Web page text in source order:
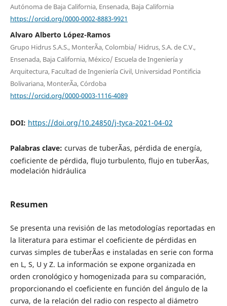
Autónoma de Baja California, Ensenada, Baja California
https://orcid.org/0000-0002-8883-9921
Alvaro Alberto López-Ramos
Grupo Hidrus S.A.S., MonterÃ­a, Colombia/ Hidrus, S.A. de C.V.,
Ensenada, Baja California, México/ Escuela de Ingeniería y
Arquitectura, Facultad de Ingeniería Civil, Universidad Pontificia
Bolivariana, MonterÃ­a, Córdoba
https://orcid.org/0000-0003-1116-4089
DOI: https://doi.org/10.24850/j-tyca-2021-04-02
Palabras clave: curvas de tuberÃ­as, pérdida de energía,
coeficiente de pérdida, flujo turbulento, flujo en tuberÃ­as,
modelación hidráulica
Resumen
Se presenta una revisión de las metodologías reportadas en
la literatura para estimar el coeficiente de pérdidas en
curvas simples de tuberÃ­as e instaladas en serie con forma
en L, S, U y Z. La información se expone organizada en
orden cronológico y homogenizada para su comparación,
proporcionando el coeficiente en función del ángulo de la
curva, de la relación del radio con respecto al diámetro